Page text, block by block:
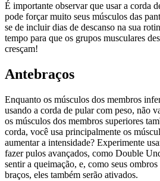
É importante observar que usar a corda
pode forçar muito seus músculos das
se de incluir dias de descanso na sua
tempo para que os grupos musculares
cresçam!
Antebraços
Enquanto os músculos dos membros
usando a corda de pular com peso, não
os músculos dos membros superiores
corda, você usa principalmente os
aumentar a intensidade? Experimente
fazer pulos avançados, como Double
sentir a queimação, e, como seus ombros
braços, eles também serão ativados.